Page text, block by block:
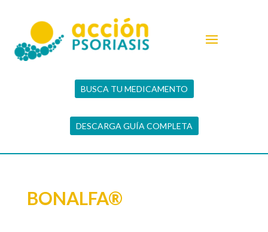
BUSCA TU MEDICAMENTO
DESCARGA GUÍA COMPLETA
BONALFA®